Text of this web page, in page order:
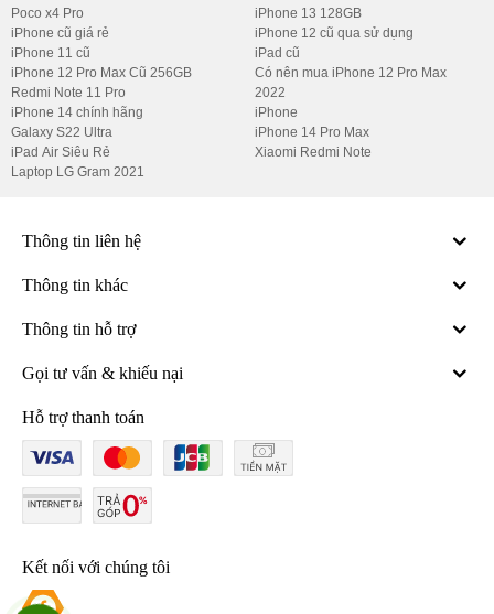
Poco x4 Pro
iPhone cũ giá rẻ
iPhone 11 cũ
iPhone 12 Pro Max Cũ 256GB
Redmi Note 11 Pro
iPhone 14 chính hãng
Galaxy S22 Ultra
iPad Air Siêu Rẻ
Laptop LG Gram 2021
iPhone 13 128GB
iPhone 12 cũ qua sử dụng
iPad cũ
Có nên mua iPhone 12 Pro Max
2022
iPhone
iPhone 14 Pro Max
Xiaomi Redmi Note
Thông tin liên hệ
Thông tin khác
Thông tin hỗ trợ
Gọi tư vấn & khiếu nại
Hỗ trợ thanh toán
Kết nối với chúng tôi